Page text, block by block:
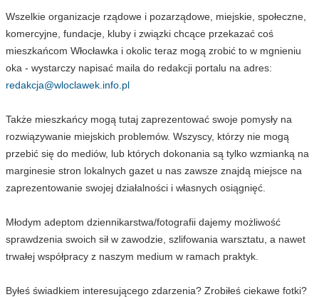
Wszelkie organizacje rządowe i pozarządowe, miejskie, społeczne,
komercyjne, fundacje, kluby i związki chcące przekazać coś
mieszkańcom Włocławka i okolic teraz mogą zrobić to w mgnieniu
oka - wystarczy napisać maila do redakcji portalu na adres:
redakcja@wloclawek.info.pl
Także mieszkańcy mogą tutaj zaprezentować swoje pomysły na
rozwiązywanie miejskich problemów. Wszyscy, którzy nie mogą
przebić się do mediów, lub których dokonania są tylko wzmianką na
marginesie stron lokalnych gazet u nas zawsze znajdą miejsce na
zaprezentowanie swojej działalności i własnych osiągnięć.
Młodym adeptom dziennikarstwa/fotografii dajemy możliwość
sprawdzenia swoich sił w zawodzie, szlifowania warsztatu, a nawet
trwałej współpracy z naszym medium w ramach praktyk.
Byłeś świadkiem interesującego zdarzenia? Zrobiłeś ciekawe fotki?